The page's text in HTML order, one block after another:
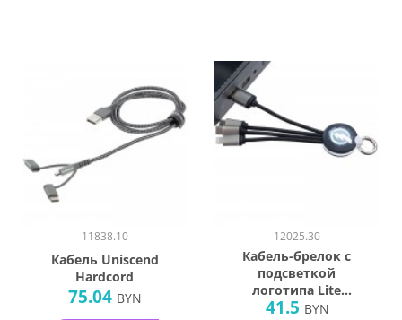
11838.10
Кабель Uniscend
Hardcord
75.04 BYN
12025.30
Кабель-брелок с
подсветкой
логотипа Lite
Omniline
41.5 BYN